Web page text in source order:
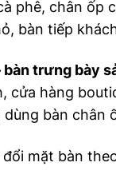
phê, chân ốp
bàn tiếp
bàn trưng bày
cửa hàng
bàn chân
mặt bàn